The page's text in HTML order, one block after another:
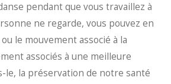
pendant que vous travaillez à
ne regarde, vous pouvez en
le mouvement associé à la
associés à une meilleure
le, la préservation de notre santé